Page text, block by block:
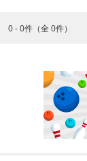
0 - 0件（全 0件）